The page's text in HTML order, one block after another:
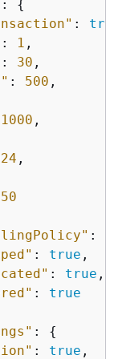
: {
: true
: 1 ,
: 30 ,
: 500 ,
1000 ,
,
50
:
: true ,
: true ,
: true
: {
: true ,